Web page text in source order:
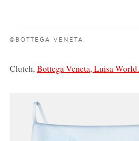
©BOTTEGA VENETA
Clutch,Bottega Veneta, Luisa World.